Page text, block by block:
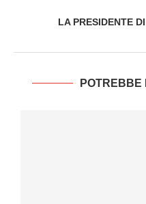
LA PRESIDENTE
POTREBBE